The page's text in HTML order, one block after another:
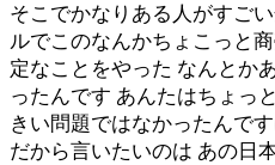
そこでかなりある人がすご
ルでこのなんかちょこっと
定なことをやった なんとか
ったんです あんたはちょっ
きい問題ではなかったんで
だから言いたいのは あの日